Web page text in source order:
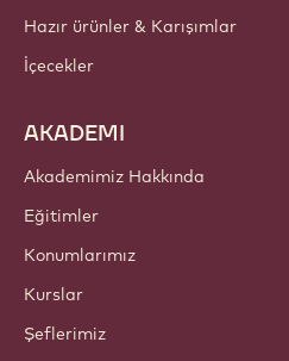
Hazır ürünler & Karışımlar
İçecekler
AKADEMI
Akademimiz Hakkında
Eğitimler
Konumlarımız
Kurslar
Şeflerimiz